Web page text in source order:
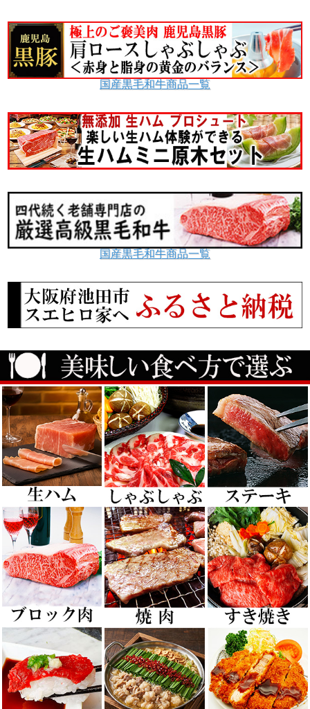
国産黒毛和牛商品一覧
国産黒毛和牛商品一覧